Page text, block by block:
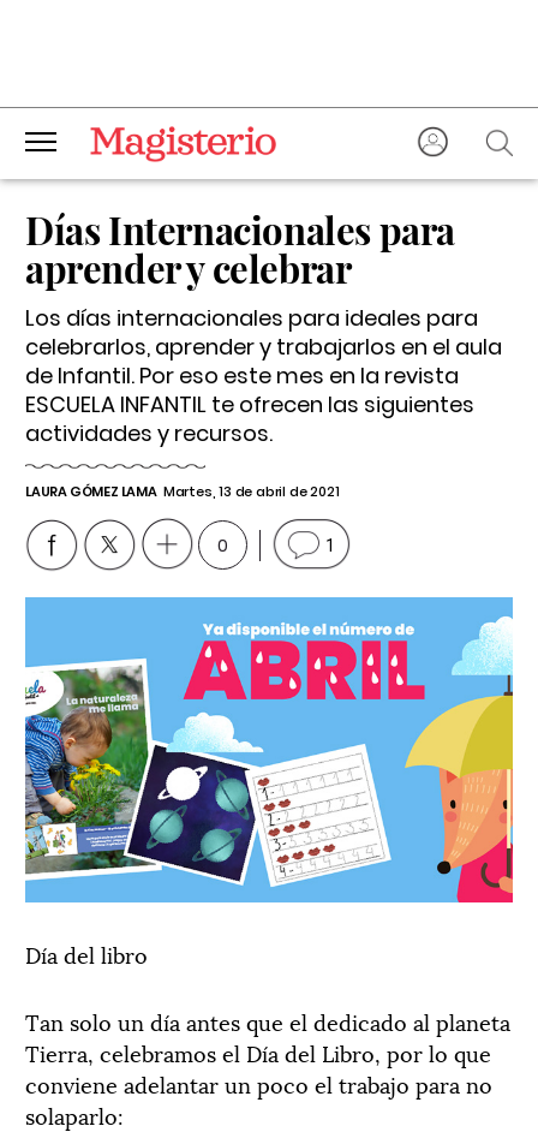
Días Internacionales para
aprender y celebrar
Los días internacionales para ideales para
celebrarlos, aprender y trabajarlos en el aula
de Infantil. Por eso este mes en la revista
ESCUELA INFANTIL te ofrecen las siguientes
actividades y recursos.
LAURA GÓMEZ LAMA Martes, 13 de abril de 2021
0 1
Día del libro
Tan solo un día antes que el dedicado al planeta
Tierra, celebramos el Día del Libro, por lo que
conviene adelantar un poco el trabajo para no
solaparlo: